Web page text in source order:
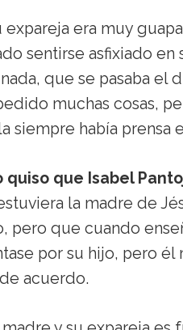
era muy
sentirse asfixiado en
que se pasaba el
muchas cosas,
siempre había prensa
quiso que Isabel
la madre de
pero que cuando
por su hijo, pero él
acuerdo.